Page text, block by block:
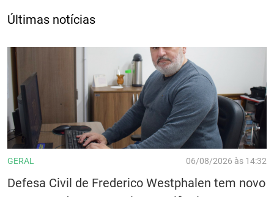
Últimas notícias
GERAL 06/08/2026 às 14:32
Defesa Civil de Frederico Westphalen tem novo